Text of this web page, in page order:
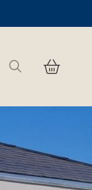
language
Søg